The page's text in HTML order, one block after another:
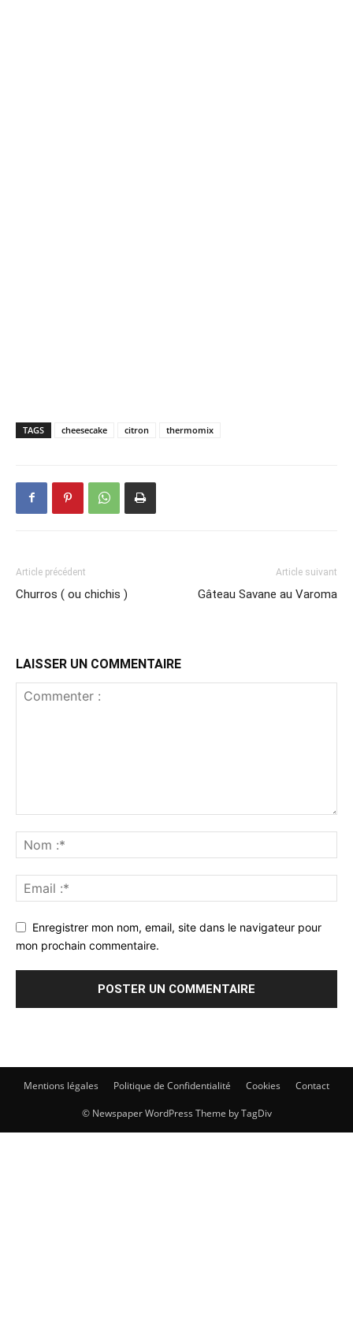
TAGS cheesecake citron thermomix
Article précédent
Churros ( ou chichis )
Article suivant
Gâteau Savane au Varoma
LAISSER UN COMMENTAIRE
Enregistrer mon nom, email, site dans le navigateur pour
mon prochain commentaire.
Mentions légales Politique de Confidentialité Cookies Contact
© Newspaper WordPress Theme by TagDiv